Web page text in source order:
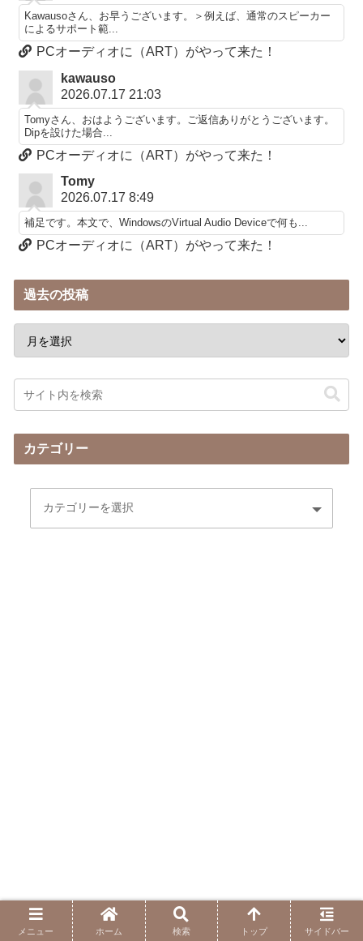
Kawausoさん、お早うございます。＞例えば、通常のスピーカー
によるサポート範...
PCオーディオに（ART）がやって来た！
kawauso
2026.07.17 21:03
Tomyさん、おはようございます。ご返信ありがとうございます。
Dipを設けた場合...
PCオーディオに（ART）がやって来た！
Tomy
2026.07.17 8:49
補足です。本文で、WindowsのVirtual Audio Deviceで何も...
PCオーディオに（ART）がやって来た！
過去の投稿
カテゴリー
メニュー ホーム 検索 トップ サイドバー